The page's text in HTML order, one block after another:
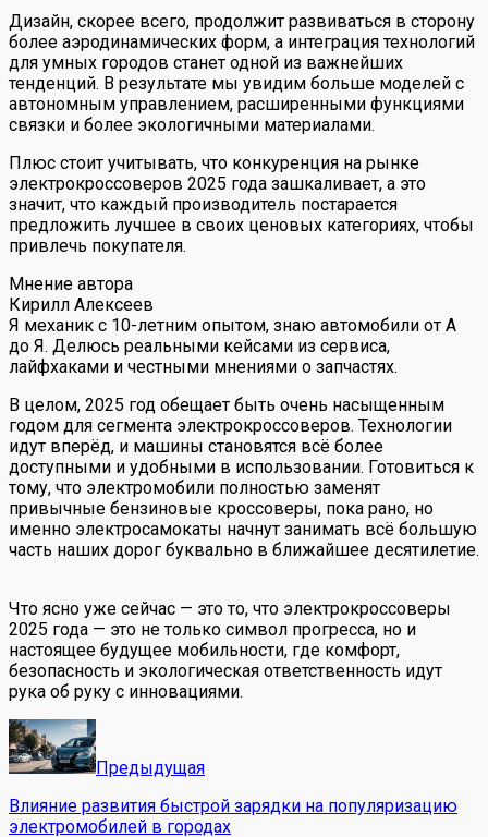
Дизайн, скорее всего, продолжит развиваться в сторону
более аэродинамических форм, а интеграция технологий
для умных городов станет одной из важнейших
тенденций. В результате мы увидим больше моделей с
автономным управлением, расширенными функциями
связки и более экологичными материалами.
Плюс стоит учитывать, что конкуренция на рынке
электрокроссоверов 2025 года зашкаливает, а это
значит, что каждый производитель постарается
предложить лучшее в своих ценовых категориях, чтобы
привлечь покупателя.
Мнение автора
Кирилл Алексеев
Я механик с 10-летним опытом, знаю автомобили от А
до Я. Делюсь реальными кейсами из сервиса,
лайфхаками и честными мнениями о запчастях.
В целом, 2025 год обещает быть очень насыщенным
годом для сегмента электрокроссоверов. Технологии
идут вперёд, и машины становятся всё более
доступными и удобными в использовании. Готовиться к
тому, что электромобили полностью заменят
привычные бензиновые кроссоверы, пока рано, но
именно электросамокаты начнут занимать всё большую
часть наших дорог буквально в ближайшее десятилетие.
Что ясно уже сейчас — это то, что электрокроссоверы
2025 года — это не только символ прогресса, но и
настоящее будущее мобильности, где комфорт,
безопасность и экологическая ответственность идут
рука об руку с инновациями.
Предыдущая
Влияние развития быстрой зарядки на популяризацию
электромобилей в городах